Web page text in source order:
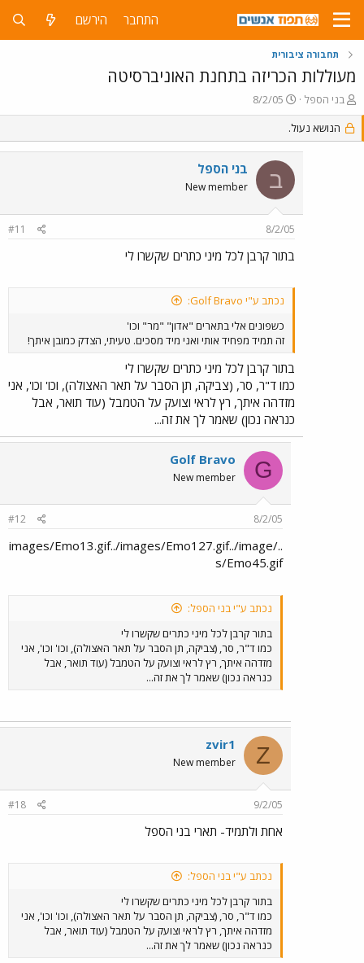
התחבר הירשם
תחבורה ציבורית
מעוללות הכריזה בתחנת האוניברסיטה
פ
ו
ת
ח
בני הספל
פ
ו
ס
ם
ב
ת
א
ר
י
8/2/05
הנושא נעול.
ב בני הספל
New member
8/2/05
#11
בתור קרבן לכל מיני כתרים שקשרו לי
נכתב ע"י Golf Bravo:
כשפונים אלי בתארים "אדון" "מר" וכו'
זה תמיד מפחיד אותי ואני מיד מסכים. טעיתי, הצדק כמובן איתך!
בתור קרבן לכל מיני כתרים שקשרו לי
כמו ד"ר, סר, (צביקה, תן הסבר על תאר האצולה), וכו' וכו', אני
מזדהה איתך, רץ לראי וצועק על הטמבל (עוד תואר, אבל
כנראה נכון) שאמר לך את זה...
G
Golf Bravo
New member
8/2/05
#12
../images/Emo13.gif../images/Emo127.gif../image
s/Emo45.gif
נכתב ע"י בני הספל:
בתור קרבן לכל מיני כתרים שקשרו לי
כמו ד"ר, סר, (צביקה, תן הסבר על תאר האצולה), וכו' וכו', אני
מזדהה איתך, רץ לראי וצועק על הטמבל (עוד תואר, אבל
כנראה נכון) שאמר לך את זה...
Z
zvir1
New member
9/2/05
#18
אחת ולתמיד- תארי בני הספל
נכתב ע"י בני הספל:
בתור קרבן לכל מיני כתרים שקשרו לי
כמו ד"ר, סר, (צביקה, תן הסבר על תאר האצולה), וכו' וכו', אני
מזדהה איתך, רץ לראי וצועק על הטמבל (עוד תואר, אבל
כנראה נכון) שאמר לך את זה...